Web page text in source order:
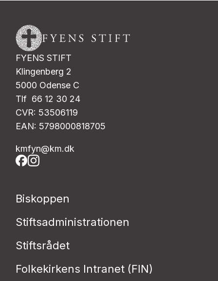
FYENS STIFT
Klingenberg 2
5000 Odense C
Tlf 66 12 30 24
CVR: 53506119
EAN: 5798000818705
kmfyn@km.dk
Biskoppen
Stiftsadministrationen
Stiftsrådet
Folkekirkens Intranet (FIN)